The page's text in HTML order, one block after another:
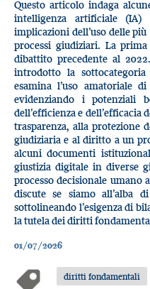
Questo articolo indaga
intelligenza artificiale
implicazioni dell’uso delle
processi giudiziari. La
dibattito precedente al
introdotto la
esamina l’uso amatoriale
evidenziando i potenziali
dell’efficienza e
trasparenza, alla protezione
giudiziaria e al diritto a un
alcuni documenti
giustizia digitale in diverse
processo decisionale umano
discute se siamo all’alba
sottolineando l’esigenza di
la tutela dei diritti
01/07/2026
diritti fondamentali